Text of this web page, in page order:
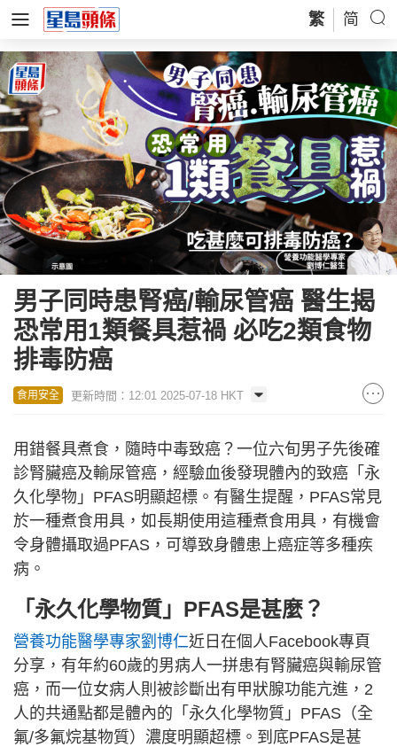
繁 简
男子同時患腎癌/輸尿管癌 醫生揭
恐常用1類餐具惹禍 必吃2類食物
排毒防癌
食用安全 更新時間：12:01 2025-07-18 HKT
用錯餐具煮食，隨時中毒致癌？一位六旬男子先後確
診腎臟癌及輸尿管癌，經驗血後發現體內的致癌「永
久化學物」PFAS明顯超標。有醫生提醒，PFAS常見
於一種煮食用具，如長期使用這種煮食用具，有機會
令身體攝取過PFAS，可導致身體患上癌症等多種疾
病。
「永久化學物質」PFAS是甚麼？
營養功能醫學專家劉博仁近日在個人Facebook專頁
分享，有年約60歲的男病人一拼患有腎臟癌與輸尿管
癌，而一位女病人則被診斷出有甲狀腺功能亢進，2
人的共通點都是體內的「永久化學物質」PFAS（全
氟/多氟烷基物質）濃度明顯超標。到底PFAS是甚